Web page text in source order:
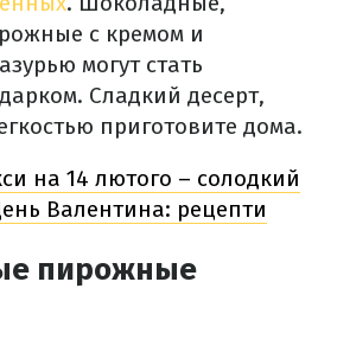
с кремом и
могут стать
Сладкий десерт,
приготовите дома.
на 14 лютого – солодкий
Валентина: рецепти
пирожные